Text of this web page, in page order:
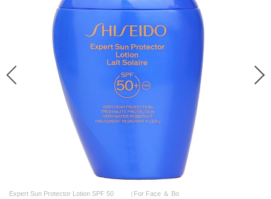
Expert Sun Protector Lotion SPF 50 （For Face ＆ Bo